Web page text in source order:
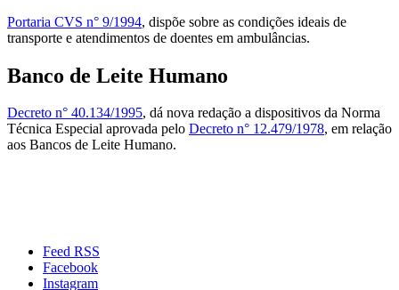
Portaria CVS n° 9/1994, dispõe sobre as condições ideais de
transporte e atendimentos de doentes em ambulâncias.
Banco de Leite Humano
Decreto n° 40.134/1995, dá nova redação a dispositivos da Norma
Técnica Especial aprovada pelo Decreto n° 12.479/1978, em relação
aos Bancos de Leite Humano.
Feed RSS
Facebook
Instagram